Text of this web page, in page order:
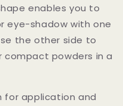
enables you to
eye-shadow with one
the other side to
powders in a
for application and